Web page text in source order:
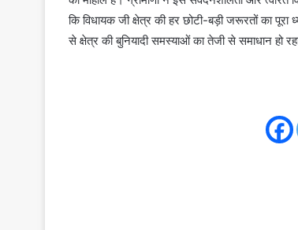
कि विधायक जी क्षेत्र की हर छोटी-बड़ी जरूरतों का
से क्षेत्र की बुनियादी समस्याओं का तेजी से समाधान हो